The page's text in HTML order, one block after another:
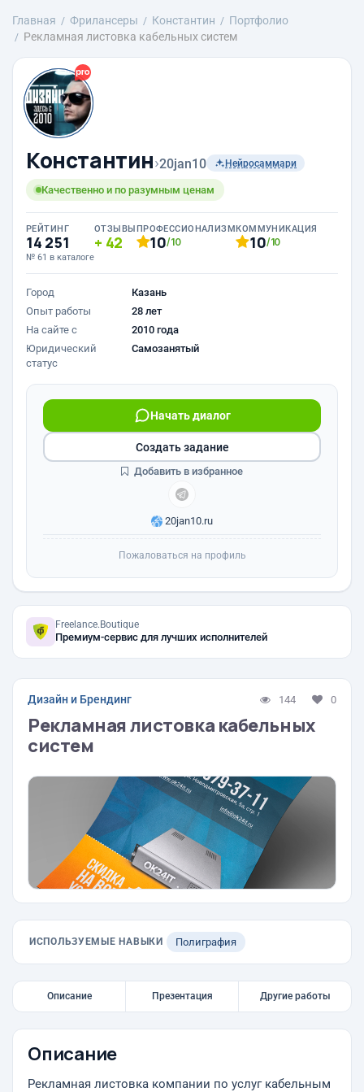
Главная Фрилансеры Константин
Портфолио
Рекламная листовка кабельных систем
Константин›20jan10 Нейросаммари
Качественно и по разумным ценам
РЕЙТИНГ
14 251
№ 61 в каталоге
ОТЗЫВЫ
42
ПРОФЕССИОНАЛИЗМ
10/10
КОММУНИКАЦИЯ
10/10
Город
Казань
Опыт работы
28 лет
На сайте с
2010 года
Юридический
статус
Самозанятый
Начать диалог
20jan10.ru
Создать задание
Добавить в избранное
Пожаловаться на профиль
Freelance.Boutique
Премиум-сервис для лучших исполнителей
Дизайн и Брендинг 144 0
Рекламная листовка кабельных
систем
ИСПОЛЬЗУЕМЫЕ НАВЫКИ Полиграфия
Описание Презентация Другие работы
Описание
Рекламная листовка компании по услуг кабельным